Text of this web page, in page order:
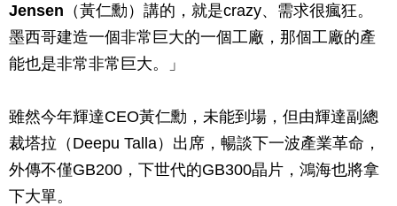
Jensen （黃仁勳）講的，就是crazy、需求很瘋狂。
墨西哥建造一個非常巨大的一個工廠，那個工廠的產
能也是非常非常巨大。」
雖然今年輝達CEO黃仁勳，未能到場，但由輝達副總
裁塔拉（Deepu Talla）出席，暢談下一波產業革命，
外傳不僅GB200，下世代的GB300晶片，鴻海也將拿
下大單。